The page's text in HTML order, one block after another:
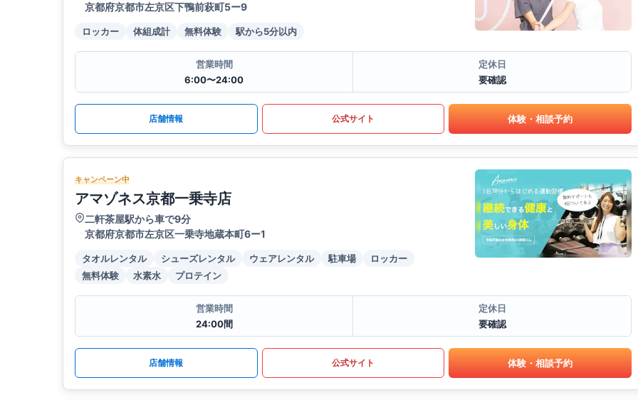
京都府京都市左京区下鴨前萩町5ー9
ロッカー 体組成計 無料体験 駅から5分以内
営業時間
6:00〜24:00
定休日
要確認
店舗情報 公式サイト 体験・相談予約
キャンペーン中
アマゾネス京都一乗寺店
二軒茶屋駅から車で9分
京都府京都市左京区一乗寺地蔵本町6ー1
タオルレンタル シューズレンタル ウェアレンタル 駐車場
ロッカー
無料体験
水素水 プロテイン
営業時間
24:00間
定休日
要確認
店舗情報 公式サイト 体験・相談予約